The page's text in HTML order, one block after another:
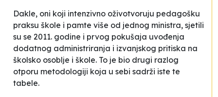
Dakle, oni koji intenzivno oživotvoruju pedagošku
praksu škole i pamte više od jednog ministra, sjetili
su se 2011. godine i prvog pokušaja uvođenja
dodatnog administriranja i izvanjskog pritiska na
školsko osoblje i škole. To je bio drugi razlog
otporu metodologiji koja u sebi sadrži iste te
tabele.